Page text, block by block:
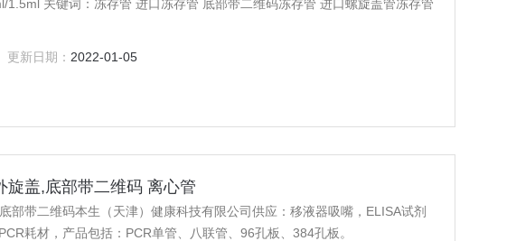
1.5ml 关键词：冻存管 进口冻存管 底部带二维码冻存管 进口螺旋盖管冻存管
更新日期： 2022-01-05
旋盖,底部带二维码 离心管
部带二维码本生（天津）健康科技有限公司供应：移液器吸嘴，ELISA试剂
耗材，产品包括：PCR单管、八联管、96孔板、384孔板。